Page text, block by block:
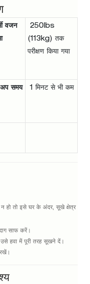
वजन
250lbs
(113kg) तक
परीक्षण किया गया
समय 1 मिनट से भी कम
हो तो इसे घर के अंदर, सूखे क्षेत्र
साफ करें।
उसे हवा में पूरी तरह सूखने दें।